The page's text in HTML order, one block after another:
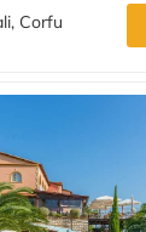
Corfu